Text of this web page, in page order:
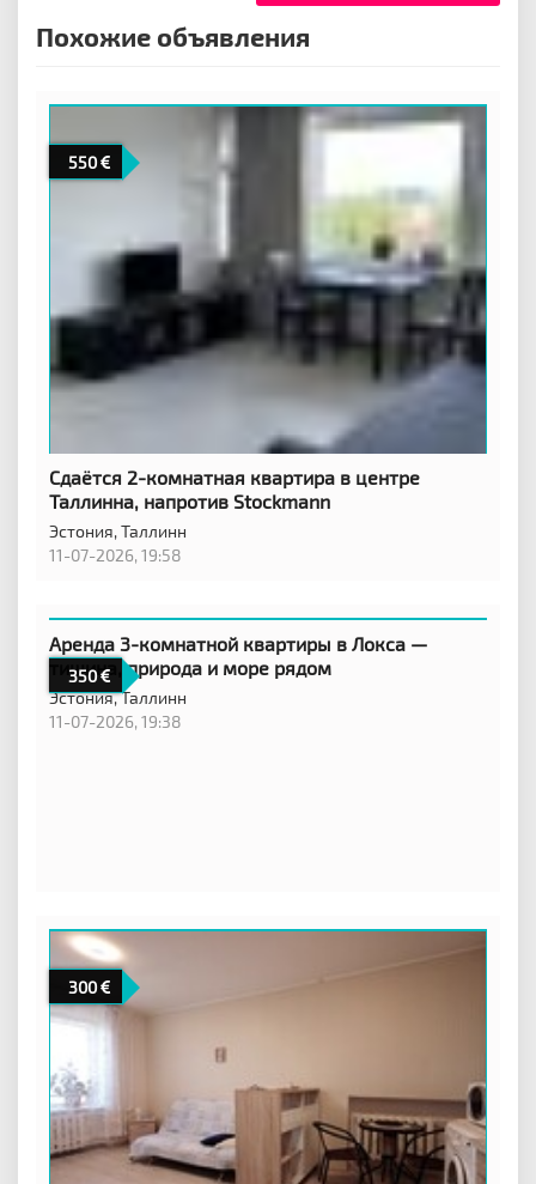
Похожие объявления
550
Сдаётся 2-комнатная квартира в центре
Таллинна, напротив Stockmann
Эстония,Таллинн
11-07-2026, 19:58
350
Аренда 3-комнатной квартиры в Локса —
тишина, природа и море рядом
Эстония,Таллинн
11-07-2026, 19:38
300